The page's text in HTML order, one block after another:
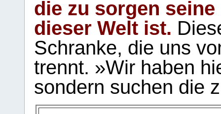
die zu sorgen
dieser Welt ist.
Schranke, die uns
trennt. »Wir haben
sondern suchen die